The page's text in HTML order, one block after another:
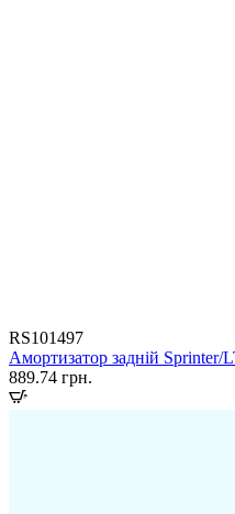
RS101497
Амортизатор задній
889.74 грн.